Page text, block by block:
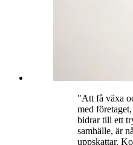
"Att få växa
med
bidrar till ett
samhälle, är
uppskattar.